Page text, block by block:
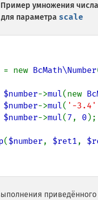
умножения
параметра scale
= new BcMath\Number
$number->mul(new
$number->mul( '-3.4'
$number->mul(7, 0 );
($number, $ret1,